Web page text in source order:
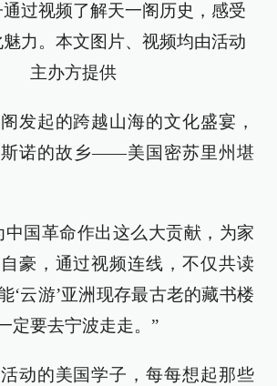
过视频了解天一阁历史，感受
力。本文图片、视频均由活动
主办方提供
发起的跨越山海的文化盛宴，
诺的故乡——美国密苏里州堪
中国革命作出这么大贡献，为家
豪，通过视频连线，不仅共读
‘云游’亚洲现存最古老的藏书楼
定要去宁波走走。”
动的美国学子，每每想起那些